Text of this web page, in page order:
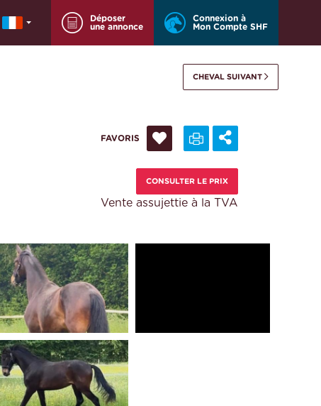
Déposer
une annonce
Connexion à
Mon Compte SHF
CHEVAL SUIVANT
CONSULTER LE PRIX
Vente assujettie à la TVA
FAVORIS